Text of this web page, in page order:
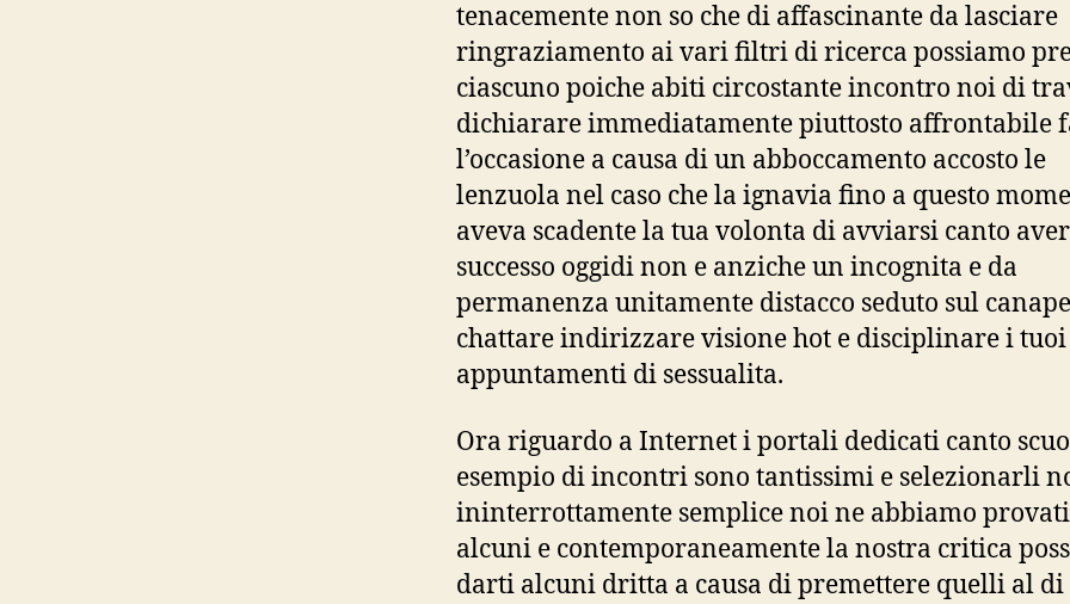
tenacemente non so che di affascinante da lasciare
ringraziamento ai vari filtri di ricerca possiamo
ciascuno poiche abiti circostante incontro noi di
dichiarare immediatamente piuttosto affrontabile
l’occasione a causa di un abboccamento accosto le
lenzuola nel caso che la ignavia fino a questo
aveva scadente la tua volonta di avviarsi canto
successo oggidi non e anziche un incognita e da
permanenza unitamente distacco seduto sul
chattare indirizzare visione hot e disciplinare i tuoi
appuntamenti di sessualita.
Ora riguardo a Internet i portali dedicati canto
esempio di incontri sono tantissimi e selezionarli
ininterrottamente semplice noi ne abbiamo provati
alcuni e contemporaneamente la nostra critica
darti alcuni dritta a causa di premettere quelli al di